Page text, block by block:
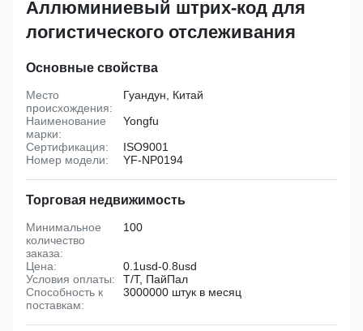
Аллюминиевый штрих-код для
логистического отслеживания
Основные свойства
Место
происхождения:
Гуандун, Китай
Наименование
марки:
Yongfu
Сертификация:
ISO9001
Номер модели:
YF-NP0194
Торговая недвижимость
Минимальное
количество
заказа:
100
Цена:
0.1usd-0.8usd
Условия оплаты:
Т/Т, ПайПал
Способность к
поставкам:
3000000 штук в месяц